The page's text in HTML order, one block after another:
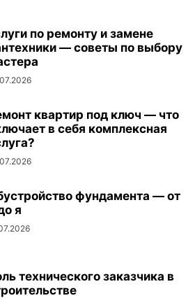
по ремонту и замене
— советы по выбору
квартир под ключ — что
в себя комплексная
фундамента — от
я
технического заказчика в